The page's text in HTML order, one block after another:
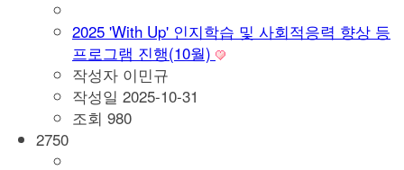
2025 'With Up' 인지학습 및 사회적응력 향상 등
프로그램 진행(10월)
작성자 이민규
작성일 2025-10-31
조회 980
2750